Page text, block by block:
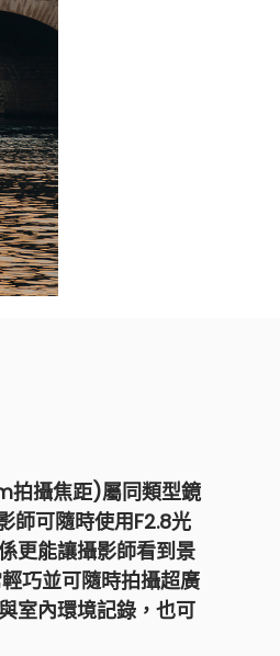
拍攝焦距)屬同類型鏡
師可隨時使用F2.8光
更能讓攝影師看到景
巧並可隨時拍攝超廣
室內環境記錄，也可